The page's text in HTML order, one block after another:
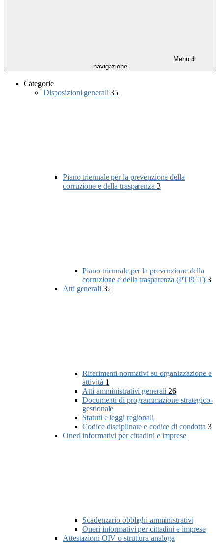
Menu di
navigazione
Categorie
Disposizioni generali 35
Piano triennale per la prevenzione della
corruzione e della trasparenza 3
Piano triennale per la prevenzione della
corruzione e della trasparenza (PTPCT) 3
Atti generali 32
Riferimenti normativi su organizzazione e
attività 1
Atti amministrativi generali 26
Documenti di programmazione strategico-
gestionale
Statuti e leggi regionali
Codice disciplinare e codice di condotta 3
Oneri informativi per cittadini e imprese
Scadenzario obblighi amministrativi
Oneri informativi per cittadini e imprese
Attestazioni OIV o struttura analoga